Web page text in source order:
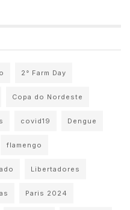
2° Farm Day
Copa do Nordeste
covid19 Dengue
flamengo
Libertadores
Paris 2024